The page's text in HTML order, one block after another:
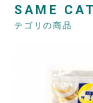
SAME
テゴリの商品